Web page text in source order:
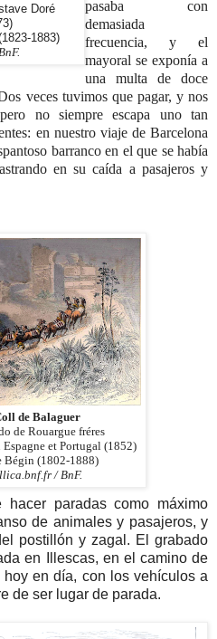
Doré
1883)
pasaba con
demasiada
frecuencia, y el
mayoral se exponía a
una multa de doce
veces tuvimos que pagar, y nos
no siempre escapa uno tan
en nuestro viaje de Barcelona
barranco en el que se había
en su caída a pasajeros y
de Balaguer
de Rouargue fréres
et Portugal (1852)
Bégin (1802-1888)
/ BnF.
hacer paradas como máximo
de animales y pasajeros, y
postillón y zagal. El grabado
en Illescas, en el camino de
en día, con los vehículos a
de ser lugar de parada.